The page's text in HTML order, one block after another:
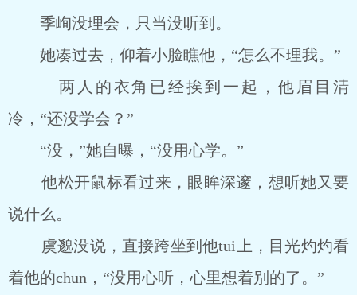
季峋没理会，只当没听到。
她凑过去，仰着小脸瞧他，“怎么不理我。”
两人的衣角已经挨到一起，他眉目清
冷，“还没学会？”
“没，”她自曝，“没用心学。”
他松开鼠标看过来，眼眸深邃，想听她又要
说什么。
虞邈没说，直接跨坐到他tui上，目光灼灼看
着他的chun，“没用心听，心里想着别的了。”